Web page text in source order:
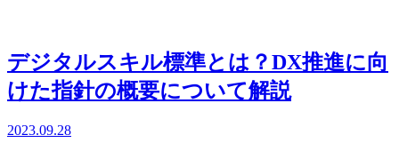
デジタルスキル標準とは？DX推進に向
けた指針の概要について解説
2023.09.28